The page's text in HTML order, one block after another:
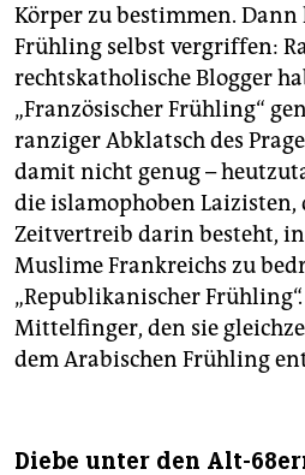
Körper zu bestimmen. Dann
Frühling selbst vergriffen:
rechtskatholische Blogger
„Französischer Frühling“
ranziger Abklatsch des
damit nicht genug –
die islamophoben Laizisten,
Zeitvertreib darin besteht,
Muslime Frankreichs zu
„Republikanischer
Mittelfinger, den sie
dem Arabischen Frühling
Diebe unter den Alt-